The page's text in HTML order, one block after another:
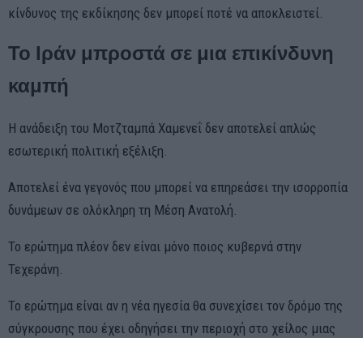
κίνδυνος της εκδίκησης δεν μπορεί ποτέ να αποκλειστεί.
Το Ιράν μπροστά σε μια επικίνδυνη
καμπή
Η ανάδειξη του Μοτζταμπά Χαμενεΐ δεν αποτελεί απλώς
εσωτερική πολιτική εξέλιξη.
Αποτελεί ένα γεγονός που μπορεί να επηρεάσει την ισορροπία
δυνάμεων σε ολόκληρη τη Μέση Ανατολή.
Το ερώτημα πλέον δεν είναι μόνο ποιος κυβερνά στην
Τεχεράνη.
Το ερώτημα είναι αν η νέα ηγεσία θα συνεχίσει τον δρόμο της
σύγκρουσης που έχει οδηγήσει την περιοχή στο χείλος μιας